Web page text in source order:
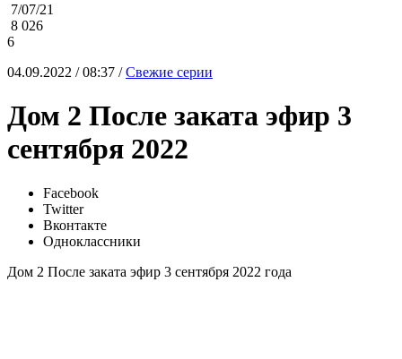
7/07/21
8 026
6
04.09.2022 / 08:37 /Свежие серии
Дом 2 После заката эфир 3
сентября 2022
Facebook
Twitter
Вконтакте
Одноклассники
Дом 2 После заката эфир 3 сентября 2022 года